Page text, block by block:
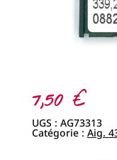
7,50 €
UGS : AG73313
Catégorie : Aig.